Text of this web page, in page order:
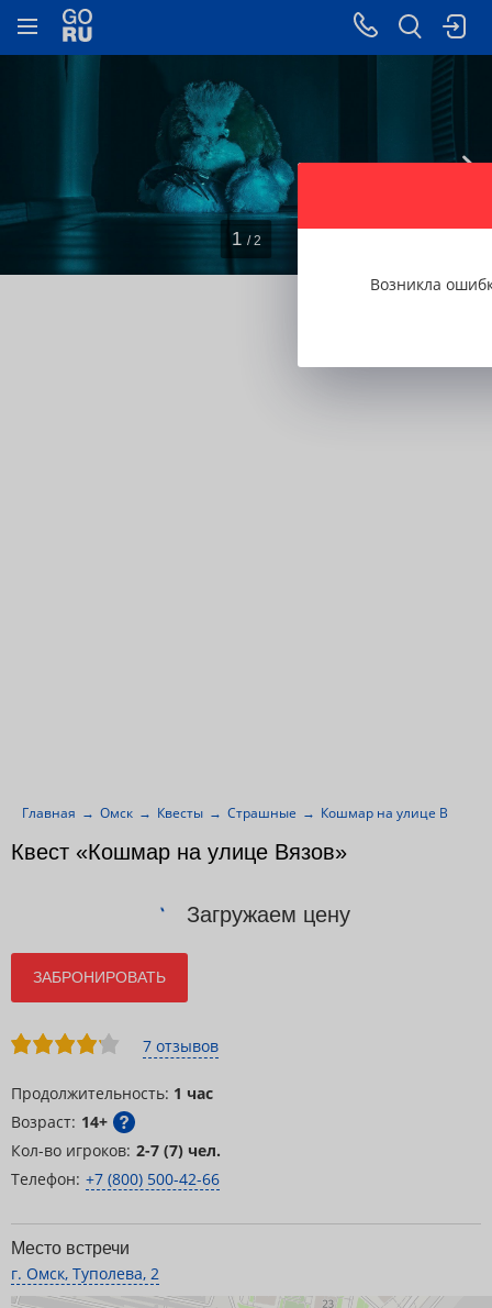
Загружаем цену
7 отзывов
Продолжительность: 1 час
Возраст: 14+
Кол-во игроков: 2-7 (7) чел.
Телефон: +7 (800) 500-42-66
ЗАБРОНИРОВАТЬ
Квест «Кошмар на улице Вязов»
Главная Омск Квесты Страшные Кошмар на улице Вязов
1 / 2
Место встречи
г. Омск, Туполева, 2
Возникла